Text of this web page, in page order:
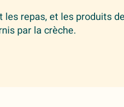
les repas, et les produits de
par la crèche.